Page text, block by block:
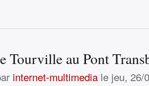
Tourville au Pont
internet-multimedia le jeu, 26/